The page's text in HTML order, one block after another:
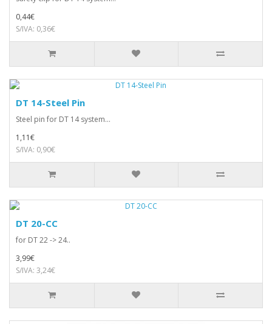
0,44€
S/IVA: 0,36€
DT 14-Steel Pin
Steel pin for DT 14 system...
1,11€
S/IVA: 0,90€
DT 20-CC
for DT 22 -> 24..
3,99€
S/IVA: 3,24€